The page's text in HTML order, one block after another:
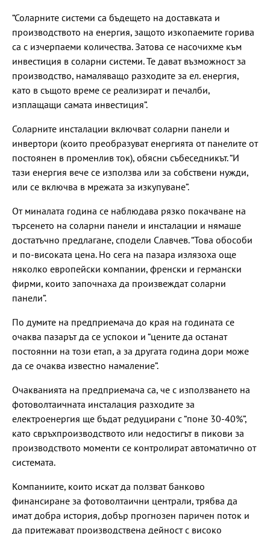
“Соларните системи са бъдещето на доставката и
производството на енергия, защото изкопаемите горива
са с изчерпаеми количества. Затова се насочихме към
инвестиция в соларни системи. Те дават възможност за
производство, намаляващо разходите за ел. енергия,
като в същото време се реализират и печалби,
изплащащи самата инвестиция”.
Соларните инсталации включват соларни панели и
инвертори (които преобразуват енергията от панелите от
постоянен в променлив ток), обясни събеседникът. “И
тази енергия вече се използва или за собствени нужди,
или се включва в мрежата за изкупуване”.
От миналата година се наблюдава рязко покачване на
търсенето на соларни панели и инсталации и нямаше
достатъчно предлагане, сподели Славчев. “Това обособи
и по-високата цена. Но сега на пазара излязоха още
няколко европейски компании, френски и германски
фирми, които започнаха да произвеждат соларни
панели”.
По думите на предприемача до края на годината се
очаква пазарът да се успокои и “цените да останат
постоянни на този етап, а за другата година дори може
да се очаква известно намаление”.
Очакванията на предприемача са, че с използването на
фотоволтаичната инсталация разходите за
електроенергия ще бъдат редуцирани с “поне 30-40%”,
като свръхпроизводството или недостигът в пикови за
производството моменти се контролират автоматично от
системата.
Компаниите, които искат да ползват банково
финансиране за фотоволтаични централи, трябва да
имат добра история, добър прогнозен паричен поток и
да притежават производствена дейност с високо